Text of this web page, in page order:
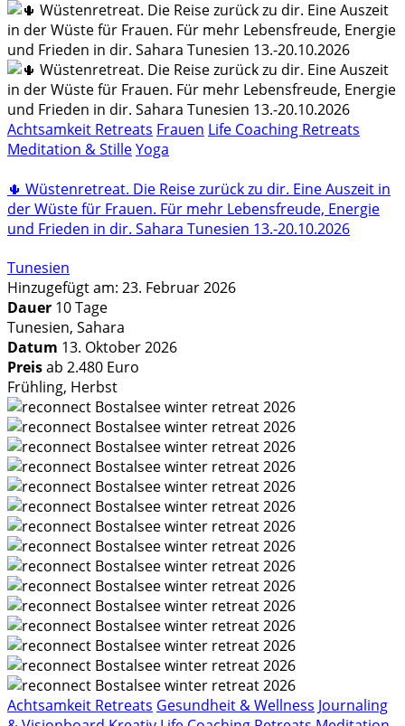
Achtsamkeit Retreats Frauen Life Coaching Retreats
Meditation & StilleYoga
🌵 Wüstenretreat. Die Reise zurück zu dir. Eine Auszeit in
der Wüste für Frauen. Für mehr Lebensfreude, Energie
und Frieden in dir. Sahara Tunesien 13.-20.10.2026
Tunesien
Hinzugefügt am: 23. Februar 2026
Dauer 10 Tage
Tunesien, Sahara
Datum 13. Oktober 2026
Preisab 2.480 Euro
Frühling, Herbst
Achtsamkeit Retreats Gesundheit & Wellness Journaling